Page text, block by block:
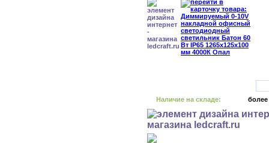
Наличие на складе: более